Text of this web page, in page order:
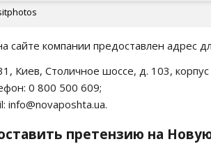
сайте компании предоставлен адрес
Киев, Столичное шоссе, д. 103,
0 800 500 609;
info@novaposhta.ua.
претензию на